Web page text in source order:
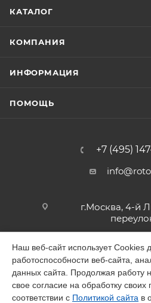
КАТАЛОГ
КОМПАНИЯ
ИНФОРМАЦИЯ
ПОМОЩЬ
+7 (495)
г.Москва, 4-й
2026 ©
Наш веб-сайт использует Cookies
работоспособности веб-сайта,
данных сайта. Продолжая работу
свое согласие на обработку
соответствии с Политикой сайта в